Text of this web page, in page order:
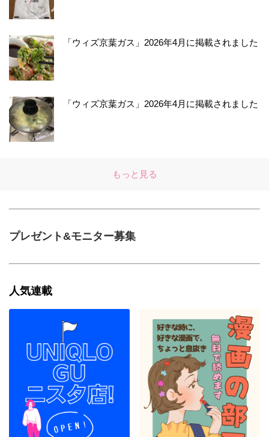
「ウィズ京葉ガス」2026年4月に掲載されました
「ウィズ京葉ガス」2026年4月に掲載されました
もっと見る
プレゼント&モニター募集
人気連載